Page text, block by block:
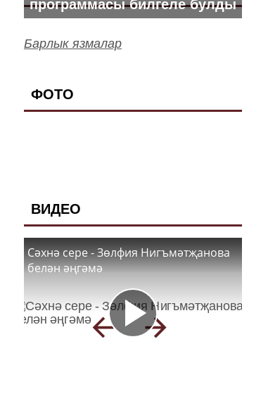
программасы билгеле булды
Барлык язмалар
ФОТО
ВИДЕО
Сәхнә сере - Зөлфия Нигъмәтҗанова
белән әңгәмә